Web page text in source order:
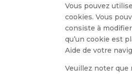
Vous pouvez
cookies. Vous
consiste à
qu’un cookie est
Aide de votre
Veuillez noter